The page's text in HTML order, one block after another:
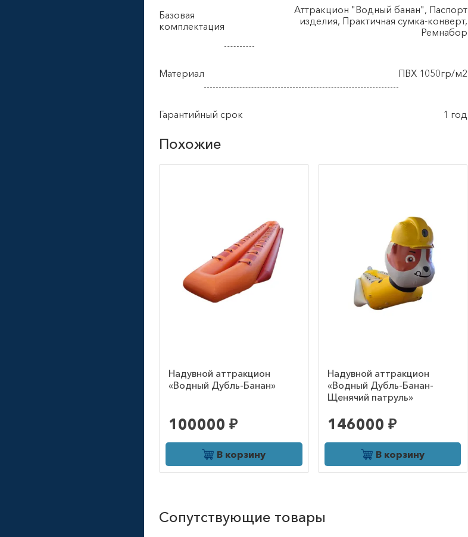
Базовая
комплектация
Аттракцион "Водный банан", Паспорт
изделия, Практичная сумка-конверт,
Ремнабор
Материал ПВХ 1050гр/м2
Гарантийный срок 1 год
Похожие
Надувной аттракцион
«Водный Дубль-Банан»
100000 ₽
В корзину
Надувной аттракцион
«Водный Дубль-Банан-
Щенячий патруль»
146000 ₽
В корзину
Сопутствующие товары